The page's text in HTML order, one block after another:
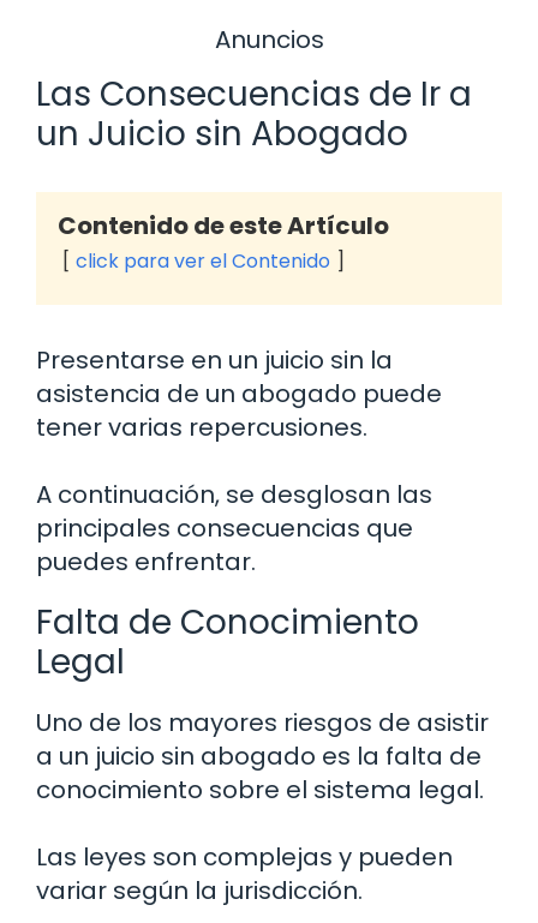
Anuncios
Las Consecuencias de Ir a
un Juicio sin Abogado
Contenido de este Artículo
click para ver el Contenido
Presentarse en un juicio sin la
asistencia de un abogado puede
tener varias repercusiones.
A continuación, se desglosan las
principales consecuencias que
puedes enfrentar.
Falta de Conocimiento
Legal
Uno de los mayores riesgos de asistir
a un juicio sin abogado es la falta de
conocimiento sobre el sistema legal.
Las leyes son complejas y pueden
variar según la jurisdicción.